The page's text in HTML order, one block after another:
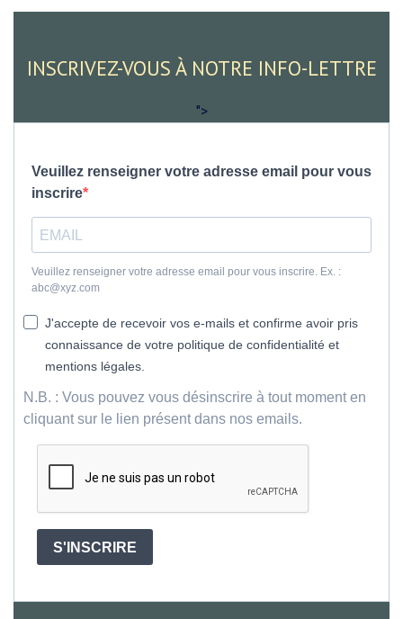
INSCRIVEZ-VOUS À NOTRE INFO-LETTRE
">
Veuillez renseigner votre adresse email pour vous
inscrire
Veuillez renseigner votre adresse email pour vous inscrire. Ex. :
abc@xyz.com
J'accepte de recevoir vos e-mails et confirme avoir pris
connaissance de votre politique de confidentialité et
mentions légales.
N.B. : Vous pouvez vous désinscrire à tout moment en
cliquant sur le lien présent dans nos emails.
S'INSCRIRE